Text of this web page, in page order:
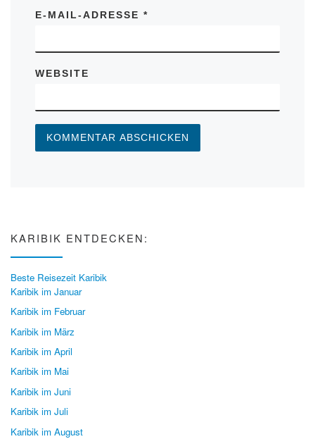
E-MAIL-ADRESSE*
WEBSITE
KARIBIK ENTDECKEN:
Beste Reisezeit Karibik
Karibik im Januar
Karibik im Februar
Karibik im März
Karibik im April
Karibik im Mai
Karibik im Juni
Karibik im Juli
Karibik im August